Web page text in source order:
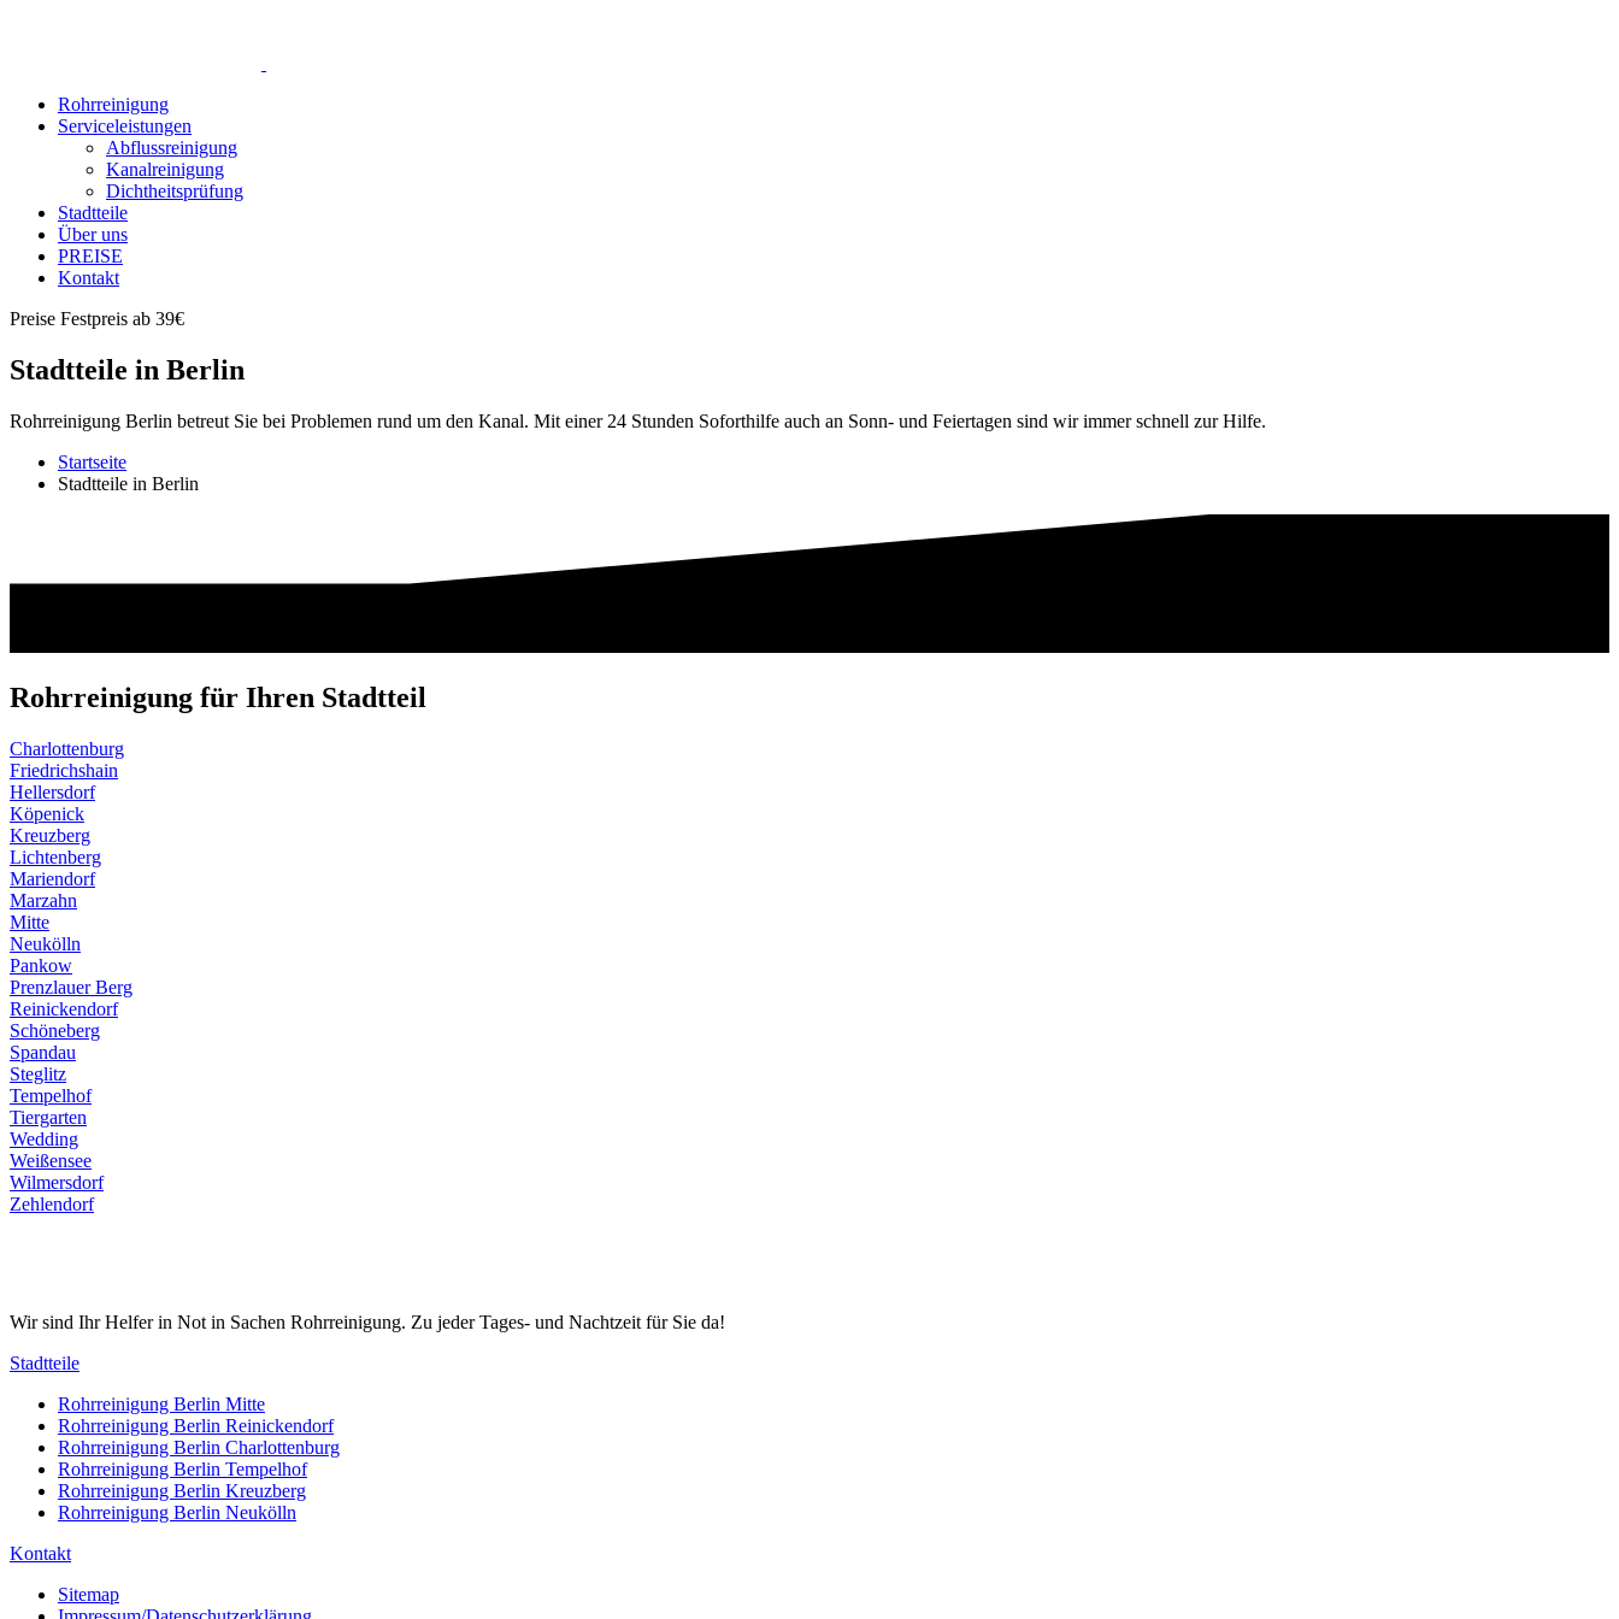
Rohrreinigung
Serviceleistungen
Abflussreinigung
Kanalreinigung
Dichtheitsprüfung
Stadtteile
Über uns
PREISE
Kontakt
Preise Festpreis ab 39€
Stadtteile in Berlin
Rohrreinigung Berlin betreut Sie bei Problemen rund um den Kanal. Mit einer 24 Stunden Soforthilfe auch an Sonn- und Feiertagen sind wir immer schnell zur Hilfe.
Startseite
Stadtteile in Berlin
Rohrreinigung für Ihren Stadtteil
Charlottenburg
Friedrichshain
Hellersdorf
Köpenick
Kreuzberg
Lichtenberg
Mariendorf
Marzahn
Mitte
Neukölln
Pankow
Prenzlauer Berg
Reinickendorf
Schöneberg
Spandau
Steglitz
Tempelhof
Tiergarten
Wedding
Weißensee
Wilmersdorf
Zehlendorf
Wir sind Ihr Helfer in Not in Sachen Rohrreinigung. Zu jeder Tages- und Nachtzeit für Sie da!
Stadtteile
Rohrreinigung Berlin Mitte
Rohrreinigung Berlin Reinickendorf
Rohrreinigung Berlin Charlottenburg
Rohrreinigung Berlin Tempelhof
Rohrreinigung Berlin Kreuzberg
Rohrreinigung Berlin Neukölln
Kontakt
Sitemap